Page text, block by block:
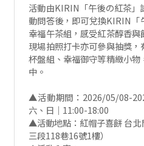
活動由KIRIN「午後の紅茶」
動問答後，即可兌換KIRIN「
幸福午茶組，感受紅茶醇香與
現場拍照打卡亦可參與抽獎
杯盤組、幸福御守等精緻小
中。
▲活動期間：2026/05/08-
六、日｜11:00-18:00
▲活動地點：紅帽子喜餅 台
三段118巷16號1樓）